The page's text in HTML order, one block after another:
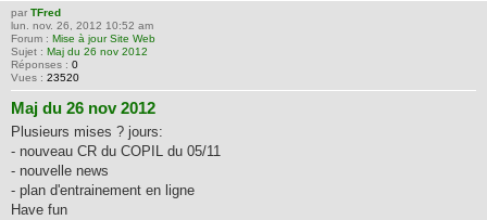
par TFred
lun. nov. 26, 2012 10:52 am
Forum : Mise à jour Site Web
Sujet : Maj du 26 nov 2012
Réponses : 0
Vues : 23520
Maj du 26 nov 2012
Plusieurs mises ? jours:
- nouveau CR du COPIL du 05/11
- nouvelle news
- plan d'entrainement en ligne
Have fun